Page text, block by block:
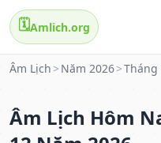
🗓️Amlich.org
Âm Lịch > Năm 2026>Tháng
Âm Lịch Hôm